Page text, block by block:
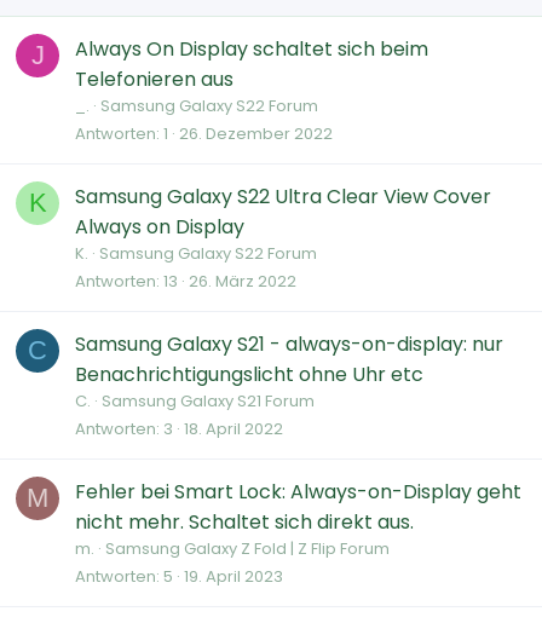
J
Always On Display schaltet sich beim
Telefonieren aus
_. Samsung Galaxy S22 Forum
Antworten 1 26. Dezember 2022
K
Samsung Galaxy S22 Ultra Clear View Cover
Always on Display
K. Samsung Galaxy S22 Forum
Antworten 13 26. März 2022
C
Samsung Galaxy S21 - always-on-display: nur
Benachrichtigungslicht ohne Uhr etc
C. Samsung Galaxy S21 Forum
Antworten 3 18. April 2022
M
Fehler bei Smart Lock: Always-on-Display geht
nicht mehr. Schaltet sich direkt aus.
m. Samsung Galaxy Z Fold | Z Flip Forum
Antworten 5 19. April 2023